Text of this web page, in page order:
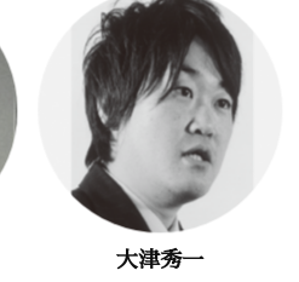
大津秀一